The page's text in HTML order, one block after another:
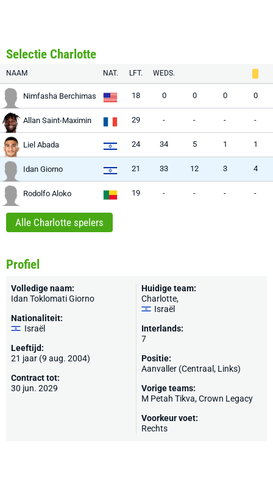
Selectie Charlotte
NAAM NAT. LFT. WEDS.
Nimfasha Berchimas 18 0 0 0 0
Allan Saint-Maximin 29 - - - -
Liel Abada 24 34 5 1 1
Idan Giorno 21 33 12 3 4
Rodolfo Aloko 19 - - - -
Alle Charlotte spelers
Profiel
Volledige naam:
Idan Toklomati Giorno
Nationaliteit:
Israël
Leeftijd:
21 jaar (9 aug. 2004)
Contract tot:
30 jun. 2029
Huidige team:
Charlotte,
Israël
Interlands:
7
Positie:
Aanvaller (Centraal, Links)
Vorige teams:
M Petah Tikva, Crown Legacy
Voorkeur voet:
Rechts